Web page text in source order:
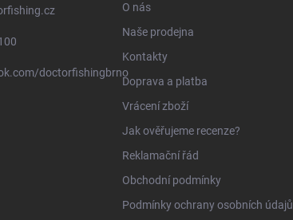
doctorfishingbrno
O nás
Naše prodejna
Kontakty
Doprava a platba
Vrácení zboží
Jak ověřujeme recenze?
Reklamační řád
Obchodní podmínky
Podmínky ochrany osobních údajů